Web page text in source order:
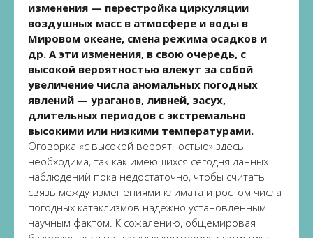
изменения — перестройка циркуляции
воздушных масс в атмосфере и воды в
Мировом океане, смена режима осадков и
др. А эти изменения, в свою очередь, с
высокой вероятностью влекут за собой
увеличение числа аномальных погодных
явлений — ураганов, ливней, засух,
длительных периодов с экстремально
высокими или низкими температурами.
Оговорка «с высокой вероятностью» здесь
необходима, так как имеющихся сегодня данных
наблюдений пока недостаточно, чтобы считать
связь между изменениями климата и ростом числа
погодных катаклизмов надежно установленным
научным фактом. К сожалению, общемировая